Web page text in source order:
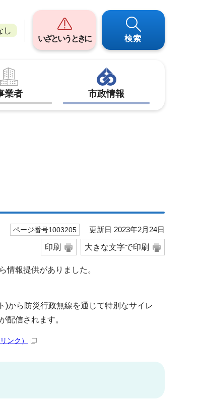
し
いざというときに
検索
業者 市政情報
ページ番号1003205 更新日 2023年2月24日
印刷 大きな文字で印刷
情報提供がありました。
)から防災行政無線を通じて特別なサイレ
配信されます。
ンク）